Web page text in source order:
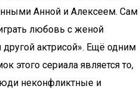
Анной и Алексеем. Сам
любовь с женой
актрисой». Ещё одним
этого сериала является то,
неконфликтные и